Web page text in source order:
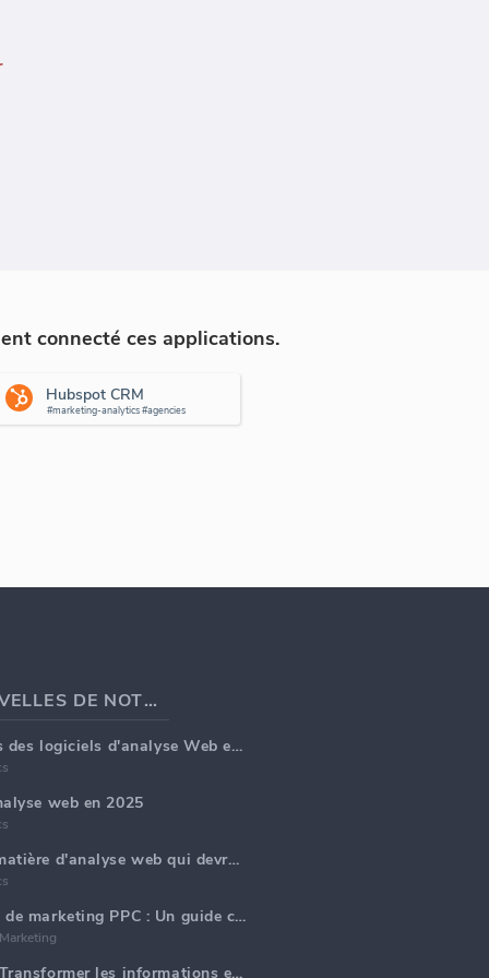
connecté ces applications.
Hubspot CRM
#marketing-analytics #agencies
DERNIÈRES NOUVELLES DE NOTRE BLOG
Top 5 fonctionnalités des logiciels d'analyse Web en 2025
web en 2025
Top 5 tendances en matière d'analyse web qui devraient dominer en 2025
Générer des rapports de marketing PPC : Un guide complet
Analytique Web IA : Transformer les informations en données avec précision